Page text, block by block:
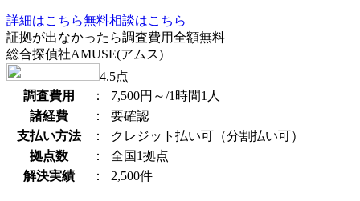
詳細はこちら無料相談はこちら
証拠が出なかったら調査費用全額無料
総合探偵社AMUSE(アムス)
4.5点
調査費用
：
7,500円～/1時間1人
諸経費
：
要確認
支払い方法
：
クレジット払い可（分割払い可）
拠点数
：
全国1拠点
解決実績
： 2,500件